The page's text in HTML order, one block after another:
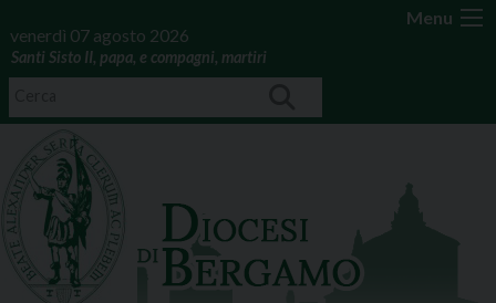
Menu
venerdì 07 agosto 2026
Santi Sisto II, papa, e compagni, martiri